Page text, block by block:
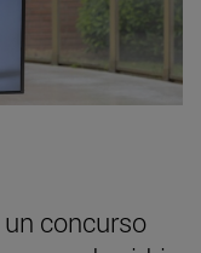
concurso